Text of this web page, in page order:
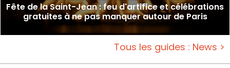
Fête de la Saint-Jean : feu d'artifice et célébrations
gratuites à ne pas manquer autour de Paris
Tous les guides : News >